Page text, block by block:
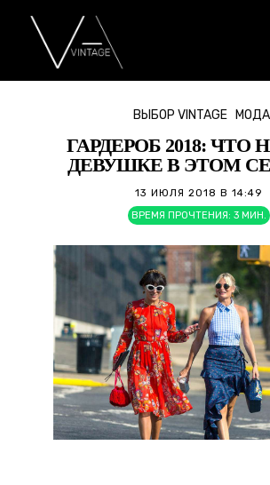
ВЫБОР VINTAGE МОДА
ГАРДЕРОБ 2018: ЧТО
ДЕВУШКЕ В ЭТОМ
13 ИЮЛЯ 2018 В 14:49
ВРЕМЯ ПРОЧТЕНИЯ: 3 МИН.